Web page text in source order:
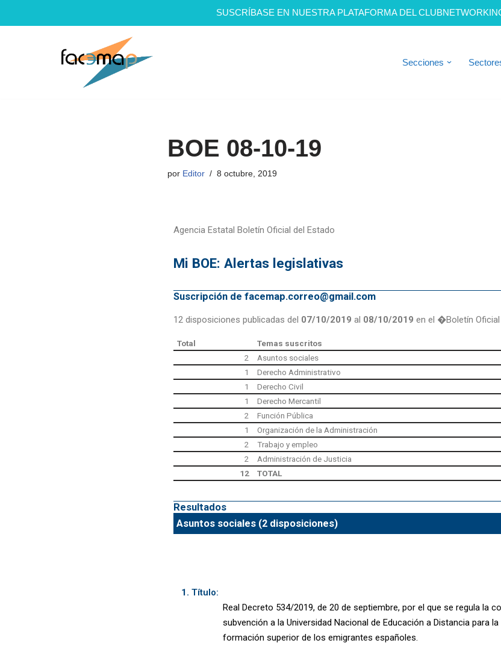
SUSCRÍBASE EN NUESTRA PLATAFORMA DEL
Secciones
BOE 08-10-19
por Editor 8 octubre, 2019
Agencia Estatal Boletín Oficial del Estado
Mi BOE: Alertas legislativas
Suscripción de facemap.correo@gmail.com
12 disposiciones publicadas del 07/10/2019 al 08/10/2019 en el �Boletín
Total
Temas suscritos
2
Asuntos sociales
1
Derecho Administrativo
1
Derecho Civil
1
Derecho Mercantil
2
Función Pública
1
Organización de la Administración
2
Trabajo y empleo
2
Administración de Justicia
12
TOTAL
Resultados
Asuntos sociales (2 disposiciones)
Título:
Real Decreto 534/2019, de 20 de septiembre, por el que se regula la
subvención a la Universidad Nacional de Educación a Distancia para
formación superior de los emigrantes españoles.